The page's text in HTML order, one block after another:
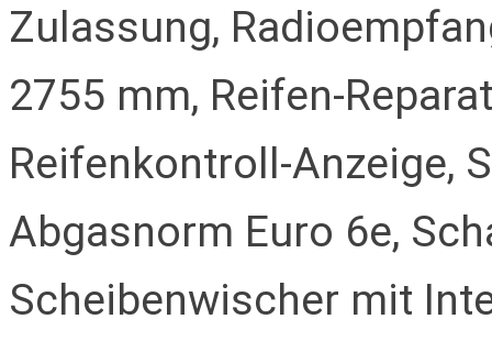
Zulassung,
2755 mm, Reifen-
Reifenkontroll-Anzeige,
Abgasnorm Euro 6e,
Scheibenwischer mit